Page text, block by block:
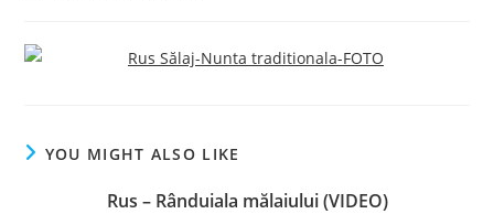
YOU MIGHT ALSO LIKE
Rus – Rânduiala mălaiului (VIDEO)